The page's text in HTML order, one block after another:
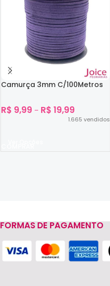
Camurça 3mm C/100Metros
R$ 9,99 – R$ 19,99
1.665 vendidos
Read more
FORMAS DE PAGAMENTO